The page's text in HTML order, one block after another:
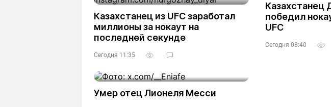
Казахстанец из UFC заработал
миллионы за нокаут на
последней секунде
Сегодня 11:35
Казахстанец
победил
UFC
Сегодня 08:40
Умер отец Лионеля Месси